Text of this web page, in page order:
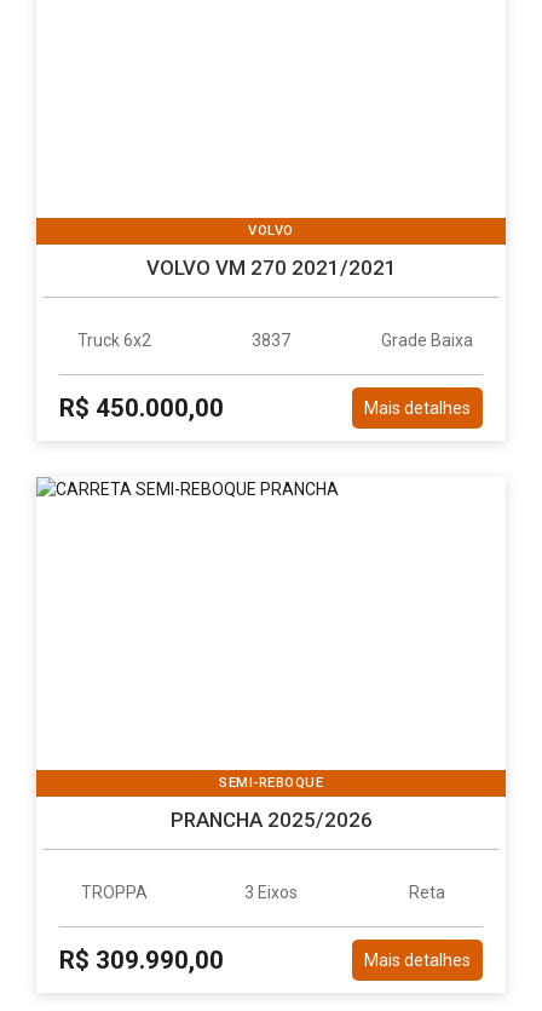
VOLVO
VOLVO VM 270 2021/2021
Truck 6x2 3837 Grade Baixa
R$ 450.000,00 Mais detalhes
SEMI-REBOQUE
PRANCHA 2025/2026
TROPPA 3 Eixos Reta
R$ 309.990,00 Mais detalhes